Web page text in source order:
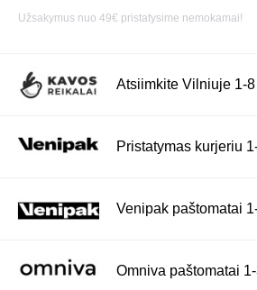
Užsakymus nuo 49€ pristatysime nemokamai!
Atsiimkite Vilniuje 1-8
Pristatymas kurjeriu
Venipak paštomatai
Omniva paštomatai